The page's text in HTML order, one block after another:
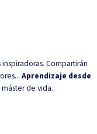
Compartirán
Aprendizaje desde
de vida.